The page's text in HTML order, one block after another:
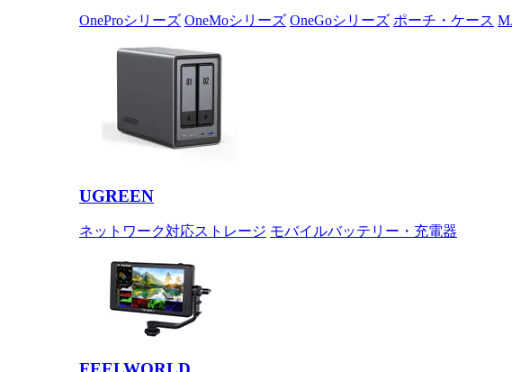
OneProシリーズ OneMoシリーズ OneGoシリーズ ポーチ・ケース
UGREEN
ネットワーク対応ストレージ モバイルバッテリー・充電器